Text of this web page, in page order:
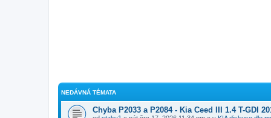
NEDÁVNÁ TÉMATA
Chyba P2033 a P2084 - Kia Ceed III 1.4 T-GDI